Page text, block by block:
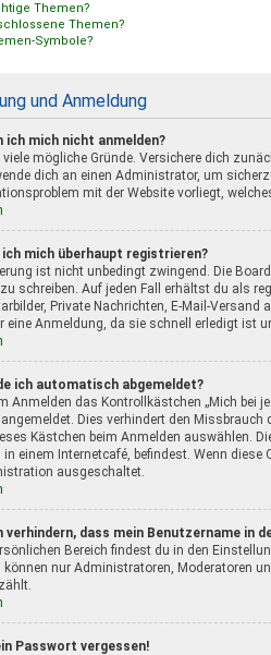
Themen?
Themen?
Symbole?
und Anmeldung
ich mich nicht anmelden?
viele mögliche Gründe. Versichere dich
dich an einen Administrator, um
mit der Website vorliegt,
mich überhaupt registrieren?
ist nicht unbedingt zwingend. Die
schreiben. Auf jeden Fall erhältst du als
Private Nachrichten, E-Mail-
eine Anmeldung, da sie schnell erledigt ist
ich automatisch abgemeldet?
Anmelden das Kontrollkästchen „Mich
Dies verhindert den
Kästchen beim Anmelden auswählen.
in einem Internetcafé, befindest. Wenn
ausgeschaltet.
verhindern, dass mein Benutzername in
Bereich findest du in den
können nur Administratoren, Moderatoren
Passwort vergessen!